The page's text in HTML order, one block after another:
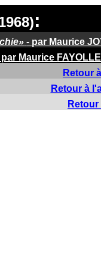
:
- par Maurice
par Maurice FAYOLLE
Retour
Retour à